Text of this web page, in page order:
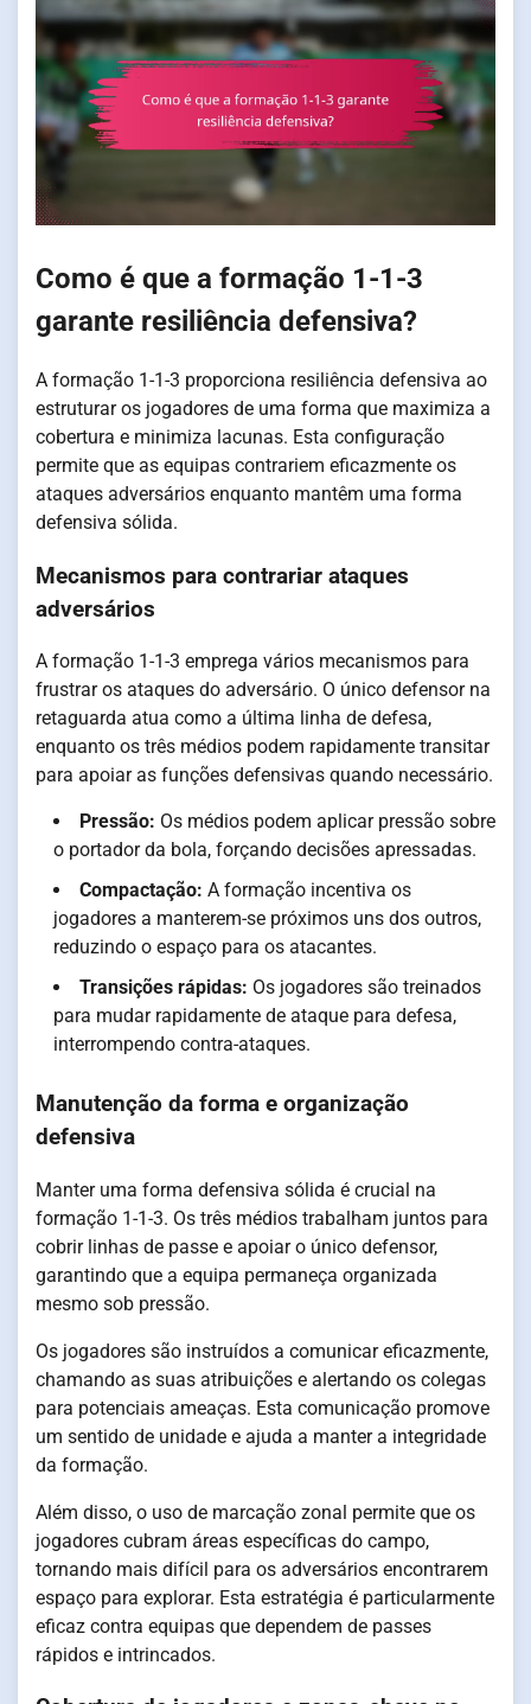
Como é que a formação 1-1-3
garante resiliência defensiva?
A formação 1-1-3 proporciona resiliência defensiva ao
estruturar os jogadores de uma forma que maximiza a
cobertura e minimiza lacunas. Esta configuração
permite que as equipas contrariem eficazmente os
ataques adversários enquanto mantêm uma forma
defensiva sólida.
Mecanismos para contrariar ataques
adversários
A formação 1-1-3 emprega vários mecanismos para
frustrar os ataques do adversário. O único defensor na
retaguarda atua como a última linha de defesa,
enquanto os três médios podem rapidamente transitar
para apoiar as funções defensivas quando necessário.
Pressão: Os médios podem aplicar pressão sobre
o portador da bola, forçando decisões apressadas.
Compactação: A formação incentiva os
jogadores a manterem-se próximos uns dos outros,
reduzindo o espaço para os atacantes.
Transições rápidas: Os jogadores são treinados
para mudar rapidamente de ataque para defesa,
interrompendo contra-ataques.
Manutenção da forma e organização
defensiva
Manter uma forma defensiva sólida é crucial na
formação 1-1-3. Os três médios trabalham juntos para
cobrir linhas de passe e apoiar o único defensor,
garantindo que a equipa permaneça organizada
mesmo sob pressão.
Os jogadores são instruídos a comunicar eficazmente,
chamando as suas atribuições e alertando os colegas
para potenciais ameaças. Esta comunicação promove
um sentido de unidade e ajuda a manter a integridade
da formação.
Além disso, o uso de marcação zonal permite que os
jogadores cubram áreas específicas do campo,
tornando mais difícil para os adversários encontrarem
espaço para explorar. Esta estratégia é particularmente
eficaz contra equipas que dependem de passes
rápidos e intrincados.